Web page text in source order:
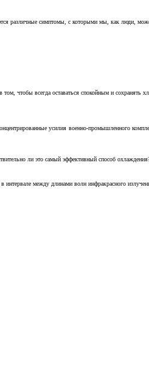
различные симптомы, с которыми мы, как люди,
чтобы всегда оставаться спокойным и сохранять
усилия военно-промышленного
ли это самый эффективный способ
между длинами волн инфракрасного